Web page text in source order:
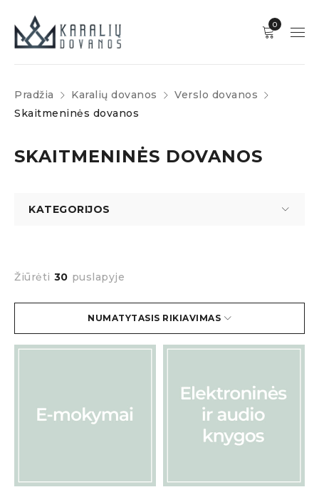
0
Pradžia Karalių dovanos
Verslo dovanos
Skaitmeninės dovanos
SKAITMENINĖS DOVANOS
KATEGORIJOS
NUMATYTASIS RIKIAVIMAS
Žiūrėti 30 puslapyje